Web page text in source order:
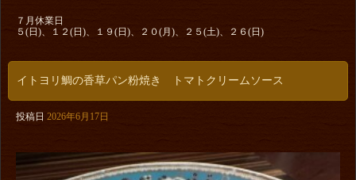
７月休業日
５(日)、１２(日)、１９(日)、２０(月)、２５(土)、２６(日)
イトヨリ鯛の香草パン粉焼き トマトクリームソース
投稿日 2026年6月17日